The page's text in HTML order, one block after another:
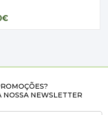
NOSSA NEWSLETTER